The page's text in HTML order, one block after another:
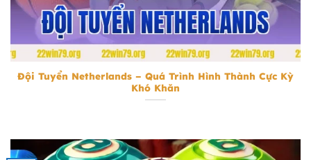
Đội Tuyển Netherlands
Đội Tuyển Netherlands – Quá Trình Hình Thành Cực Kỳ
Khó Khăn